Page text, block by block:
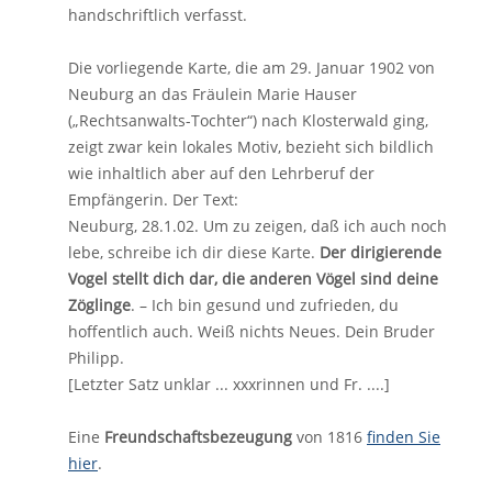
handschriftlich verfasst.
Die vorliegende Karte, die am 29. Januar 1902 von
Neuburg an das Fräulein Marie Hauser
(„Rechtsanwalts-Tochter“) nach Klosterwald ging,
zeigt zwar kein lokales Motiv, bezieht sich bildlich
wie inhaltlich aber auf den Lehrberuf der
Empfängerin. Der Text:
Neuburg, 28.1.02. Um zu zeigen, daß ich auch noch
lebe, schreibe ich dir diese Karte. Der dirigierende
Vogel stellt dich dar, die anderen Vögel sind deine
Zöglinge. – Ich bin gesund und zufrieden, du
hoffentlich auch. Weiß nichts Neues. Dein Bruder
Philipp.
[Letzter Satz unklar ... xxxrinnen und Fr. ....]
Eine Freundschaftsbezeugung von 1816 finden Sie
hier.